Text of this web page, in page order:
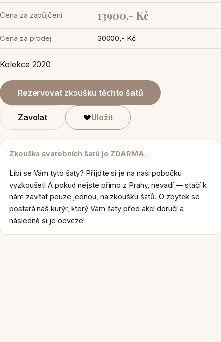
Cena za zapůjčení 13900,- Kč
Cena za prodej 30000,- Kč
Kolekce 2020
Rezervovat zkoušku těchto šatů
Zavolat Uložit
Zkouška svatebních šatů je ZDARMA.
Líbí se Vám tyto šaty? Přijďte si je na naši pobočku
vyzkoušet! A pokud nejste přímo z Prahy, nevadí — stačí k
nám zavítat pouze jednou, na zkoušku šatů. O zbytek se
postará náš kurýr, který Vám šaty před akcí doručí a
následně si je odveze!